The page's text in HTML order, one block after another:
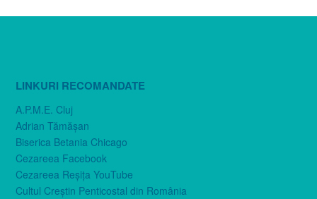
LINKURI RECOMANDATE
A.P.M.E. Cluj
Adrian Tămăşan
Biserica Betania Chicago
Cezareea Facebook
Cezareea Reşiţa YouTube
Cultul Creştin Penticostal din România